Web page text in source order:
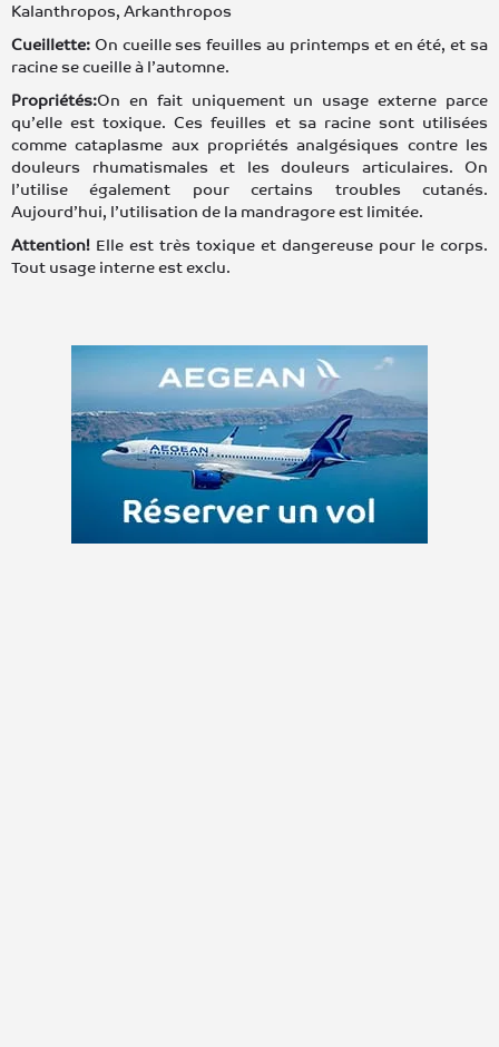
Kalanthropos, Arkanthropos
Cueillette: On cueille ses feuilles au printemps et en été, et sa
racine se cueille à l’automne.
Propriétés:On en fait uniquement un usage externe parce
qu’elle est toxique. Ces feuilles et sa racine sont utilisées
comme cataplasme aux propriétés analgésiques contre les
douleurs rhumatismales et les douleurs articulaires. On
l’utilise également pour certains troubles cutanés.
Aujourd’hui, l’utilisation de la mandragore est limitée.
Attention! Elle est très toxique et dangereuse pour le corps.
Tout usage interne est exclu.